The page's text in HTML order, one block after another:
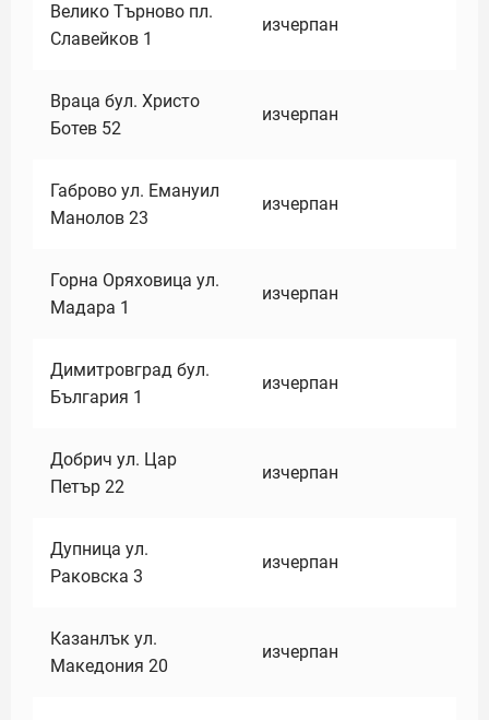
Велико Търново пл.
Славейков 1
изчерпан
Враца бул. Христо
Ботев 52
изчерпан
Габрово ул. Емануил
Манолов 23
изчерпан
Горна Оряховица ул.
Мадара 1
изчерпан
Димитровград бул.
България 1
изчерпан
Добрич ул. Цар
Петър 22
изчерпан
Дупница ул.
Раковска 3
изчерпан
Казанлък ул.
Македония 20
изчерпан